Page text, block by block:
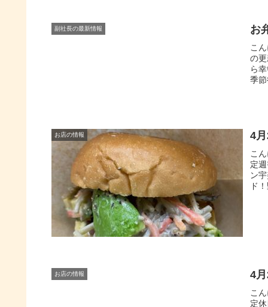
副社長の最新情報 お
こ
の
ら
季
お店の情報 4
こ
定
ン
ド
お店の情報 4
こ
定